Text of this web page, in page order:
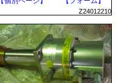
Z24012210